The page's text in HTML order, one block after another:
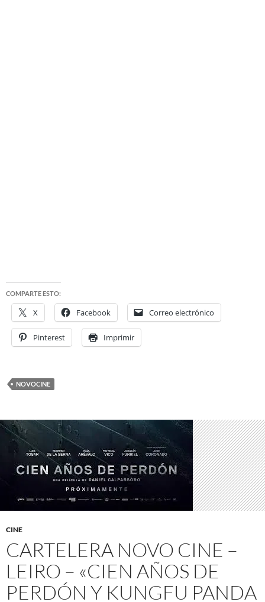
COMPARTE ESTO:
X Facebook Correo electrónico
Pinterest Imprimir
NOVOCINE
CINE
CARTELERA NOVO CINE –
LEIRO – «CIEN AÑOS DE
PERDÓN Y KUNGFU PANDA